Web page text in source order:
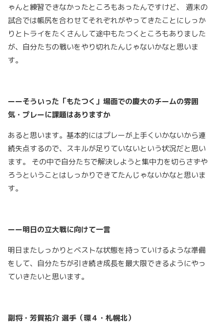
ゃんと練習できなかったところもあったんですけど、 週末の
試合では帳尻を合わせてそれぞれがやってきたことにしっか
りとトライをたくさんして途中もたつくところもありました
が、自分たちの戦いをやり切れたんじゃないかなと思いま
す。
ーーそういった「もたつく」場面での慶大のチームの雰囲
気・プレーに課題はありますか
あると思います。基本的にはプレーが上手くいかないから連
続失点するので、スキルが足りていないという状況だと思い
ます。 その中で自分たちで解決しようと集中力を切らさずや
ろうということはしっかりできてたんじゃないかなと思いま
す。
ーー明日の立大戦に向けて一言
明日またしっかりとベストな状態を持っていけるような準備
をして、自分たちが引き続き成長を最大限できるようにやっ
ていきたいと思います。
副将・芳賀祐介 選手（環４・札幌北）